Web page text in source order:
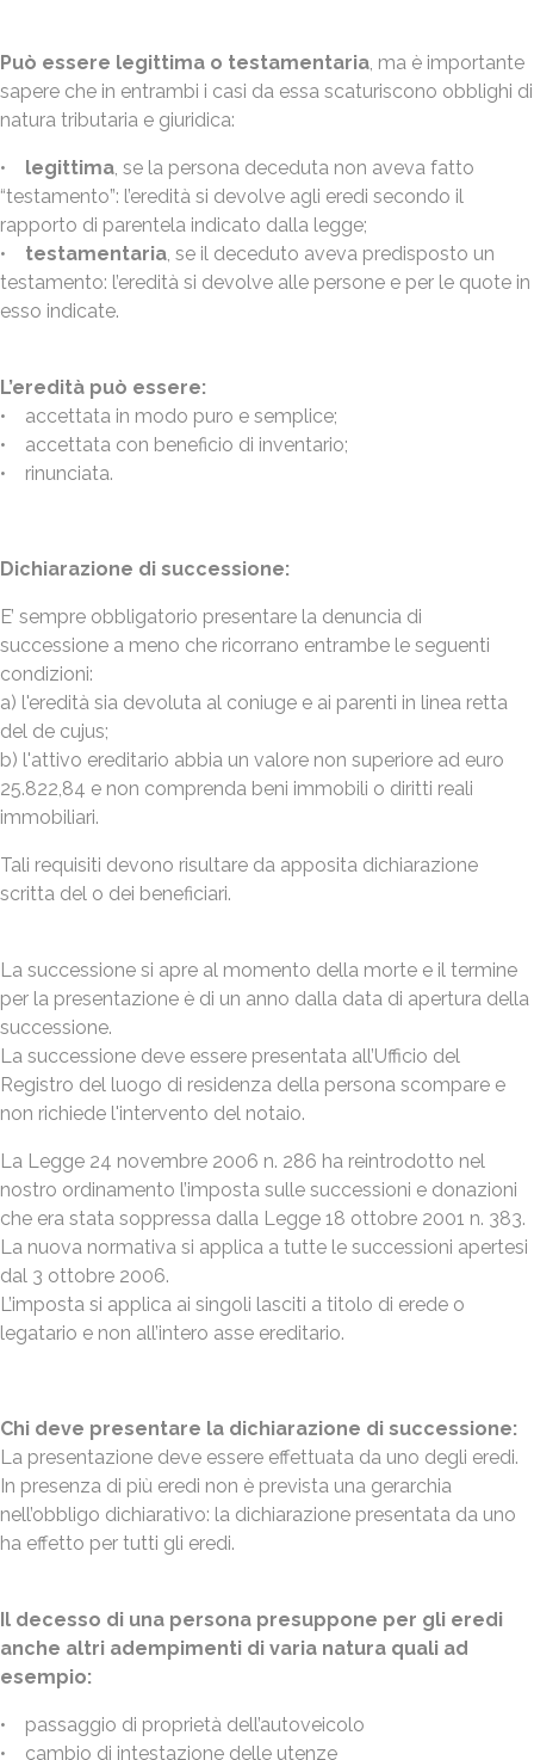
Può essere legittima o testamentaria, ma è importante
sapere che in entrambi i casi da essa scaturiscono obblighi di
natura tributaria e giuridica:
• legittima, se la persona deceduta non aveva fatto
“testamento”: l’eredità si devolve agli eredi secondo il
rapporto di parentela indicato dalla legge;
• testamentaria, se il deceduto aveva predisposto un
testamento: l’eredità si devolve alle persone e per le quote in
esso indicate.
L’eredità può essere:
• accettata in modo puro e semplice;
• accettata con beneficio di inventario;
• rinunciata.
Dichiarazione di successione:
E’ sempre obbligatorio presentare la denuncia di
successione a meno che ricorrano entrambe le seguenti
condizioni:
a) l'eredità sia devoluta al coniuge e ai parenti in linea retta
del de cujus;
b) l'attivo ereditario abbia un valore non superiore ad euro
25.822,84 e non comprenda beni immobili o diritti reali
immobiliari.
Tali requisiti devono risultare da apposita dichiarazione
scritta del o dei beneficiari.
La successione si apre al momento della morte e il termine
per la presentazione è di un anno dalla data di apertura della
successione.
La successione deve essere presentata all’Ufficio del
Registro del luogo di residenza della persona scompare e
non richiede l'intervento del notaio.
La Legge 24 novembre 2006 n. 286 ha reintrodotto nel
nostro ordinamento l’imposta sulle successioni e donazioni
che era stata soppressa dalla Legge 18 ottobre 2001 n. 383.
La nuova normativa si applica a tutte le successioni apertesi
dal 3 ottobre 2006.
L’imposta si applica ai singoli lasciti a titolo di erede o
legatario e non all’intero asse ereditario.
Chi deve presentare la dichiarazione di successione:
La presentazione deve essere effettuata da uno degli eredi.
In presenza di più eredi non è prevista una gerarchia
nell’obbligo dichiarativo: la dichiarazione presentata da uno
ha effetto per tutti gli eredi.
Il decesso di una persona presuppone per gli eredi
anche altri adempimenti di varia natura quali ad
esempio:
• passaggio di proprietà dell’autoveicolo
• cambio di intestazione delle utenze